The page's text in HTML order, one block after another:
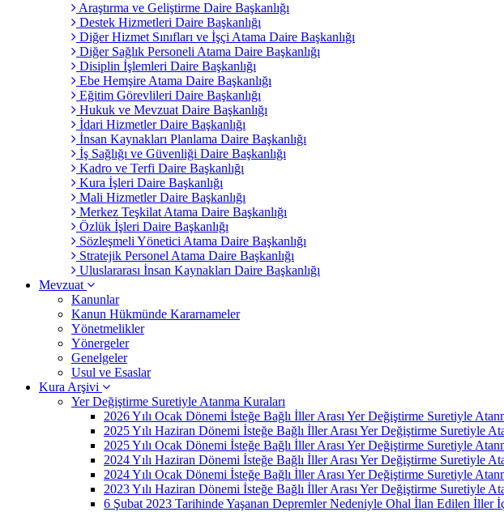
Araştırma ve Geliştirme Daire Başkanlığı
Destek Hizmetleri Daire Başkanlığı
Diğer Hizmet Sınıfları ve İşçi Atama Daire Başkanlığı
Diğer Sağlık Personeli Atama Daire Başkanlığı
Disiplin İşlemleri Daire Başkanlığı
Ebe Hemşire Atama Daire Başkanlığı
Eğitim Görevlileri Daire Başkanlığı
Hukuk ve Mevzuat Daire Başkanlığı
İdari Hizmetler Daire Başkanlığı
İnsan Kaynakları Planlama Daire Başkanlığı
İş Sağlığı ve Güvenliği Daire Başkanlığı
Kadro ve Terfi Daire Başkanlığı
Kura İşleri Daire Başkanlığı
Mali Hizmetler Daire Başkanlığı
Merkez Teşkilat Atama Daire Başkanlığı
Özlük İşleri Daire Başkanlığı
Sözleşmeli Yönetici Atama Daire Başkanlığı
Stratejik Personel Atama Daire Başkanlığı
Uluslararası İnsan Kaynakları Daire Başkanlığı
Mevzuat
Kanunlar
Kanun Hükmünde Kararnameler
Yönetmelikler
Yönergeler
Genelgeler
Usul ve Esaslar
Kura Arşivi
Yer Değiştirme Suretiyle Atanma Kuraları
2026 Yılı Ocak Dönemi İsteğe Bağlı İller Arası Yer Değiştirme Suretiyle
2025 Yılı Haziran Dönemi İsteğe Bağlı İller Arası Yer Değiştirme Suretiyle
2025 Yılı Ocak Dönemi İsteğe Bağlı İller Arası Yer Değiştirme Suretiyle
2024 Yılı Haziran Dönemi İsteğe Bağlı İller Arası Yer Değiştirme Suretiyle
2024 Yılı Ocak Dönemi İsteğe Bağlı İller Arası Yer Değiştirme Suretiyle
2023 Yılı Haziran Dönemi İsteğe Bağlı İller Arası Yer Değiştirme Suretiyle
6 Şubat 2023 Tarihinde Yaşanan Depremler Nedeniyle Ohal İlan Edilen İller